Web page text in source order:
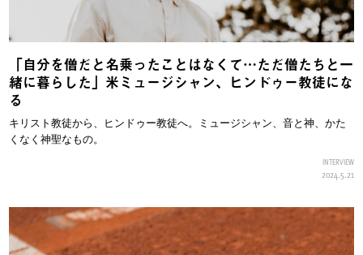
「自分を僧だと名乗ったことはなくて…ただ僧たちと一
緒に暮らした」米ミュージシャン、ヒンドゥー教徒にな
る
キリスト教徒から、ヒンドゥー教徒へ。ミュージシャン、音と神、かた
くなく神聖なもの。
INTERVIEW
2024.5.21